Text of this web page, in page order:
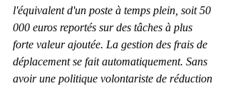
l'équivalent d'un poste à temps plein, soit 50
000 euros reportés sur des tâches à plus
forte valeur ajoutée. La gestion des frais de
déplacement se fait automatiquement. Sans
avoir une politique volontariste de réduction